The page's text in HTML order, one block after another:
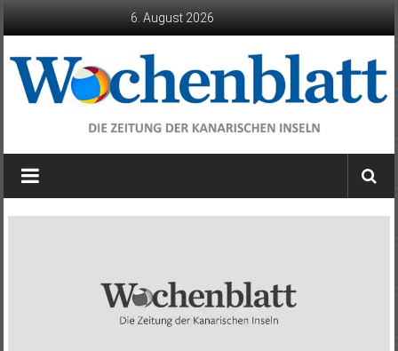
6. August 2026
Wochenblatt
die